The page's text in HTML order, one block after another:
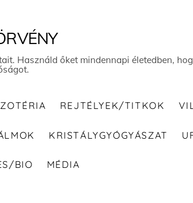
Használd őket mindennapi életedben,
REJTÉLYEK/TITKOK
KRISTÁLYGYÓGYÁSZAT
BIO MÉDIA